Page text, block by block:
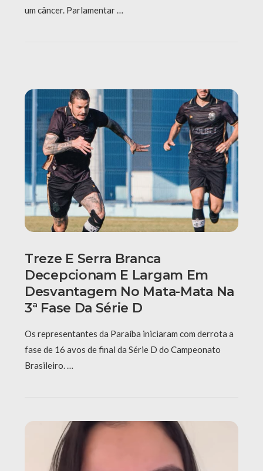
um câncer. Parlamentar …
Treze E Serra Branca
Decepcionam E Largam Em
Desvantagem No Mata-Mata Na
3ª Fase Da Série D
Os representantes da Paraíba iniciaram com derrota a
fase de 16 avos de final da Série D do Campeonato
Brasileiro. …